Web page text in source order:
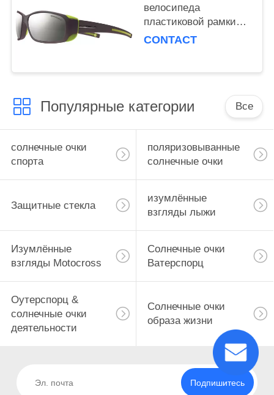
велосипеда
пластиковой рамки
стильные, солнечные
CONTACT
Популярные категории Все
солнечные очки
спорта
поляризовыванные
солнечные очки
Защитные стекла
изумлённые
взгляды лыжи
Изумлённые
взгляды Motocross
Солнечные очки
Ватерспорц
Оутерспорц &
солнечные очки
деятельности
Солнечные очки
образа жизни
Подпишитесь